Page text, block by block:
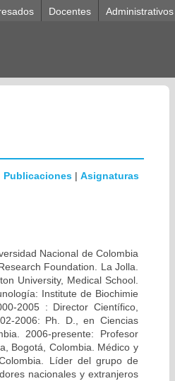
Docentes Administrativos
Publicaciones | Asignaturas
Nacional de Colombia
Foundation. La Jolla.
University, Medical School.
Institute de Biochimie
2005 : Director Científico,
2006: Ph. D., en Ciencias
2006-presente: Profesor
Bogotá, Colombia. Médico y
Líder del grupo de
nacionales y extranjeros